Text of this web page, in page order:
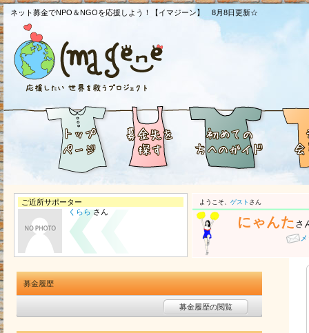
ネット募金でNPO＆NGOを応援しよう！【イマジーン】 8月8日更新☆
ご近所サポーター
くららさん
ようこそ、 ゲスト さん
にゃんた さ
募金履歴
募金履歴の閲覧